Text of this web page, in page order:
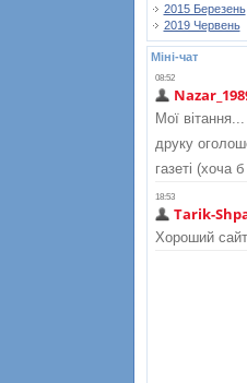
2015 Березень
2019 Червень
Міні-чат